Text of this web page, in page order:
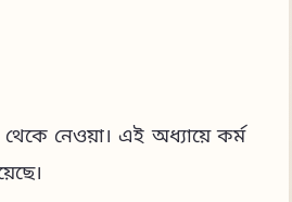
নেওয়া। এই অধ্যায়ে কর্ম